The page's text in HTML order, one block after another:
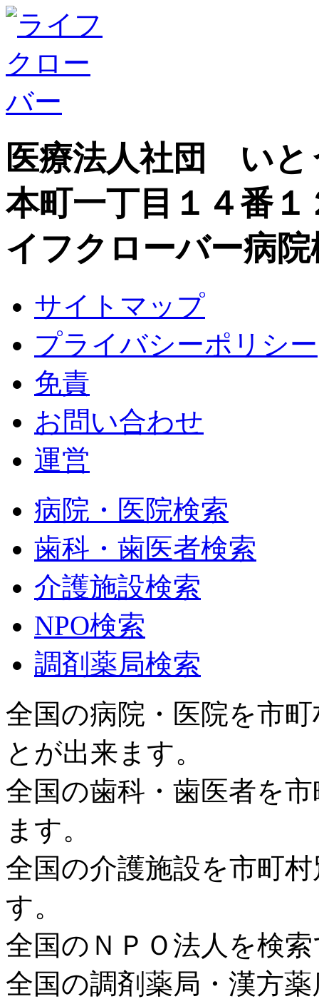
医療法人社団 いと
本町一丁目１４番
イフクローバー病
サイトマップ
プライバシーポリシー
免責
お問い合わせ
運営
病院・医院検索
歯科・歯医者検索
介護施設検索
NPO検索
調剤薬局検索
全国の病院・医院を市
とが出来ます。
全国の歯科・歯医者を
ます。
全国の介護施設を市町
す。
全国のＮＰＯ法人を検
全国の調剤薬局・漢方